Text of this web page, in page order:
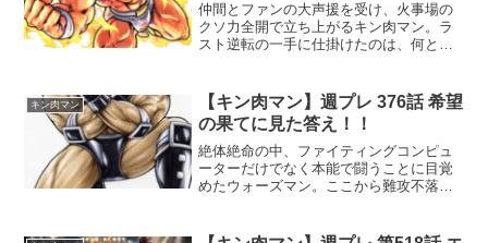
仲間とファンの大声援を受け、火事場の
クソ力全開で立ち上がるキン肉マン。ラ
スト逆転の一手に仕掛けたのは、何とキ
キン肉マン
【キン肉マン】週プレ 376話 希望
の果てに見た答え！！
絶体絶命の中、ファイティングコンピュ
ーターだけでなく本能で闘うことに目覚
めたウォーズマン。ここから難攻不落の